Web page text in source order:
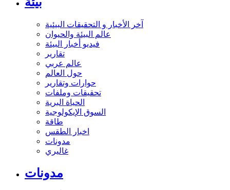
آخر الأخبار و التحقيقات البيئية
عالم البيئة والحيوان
فيديو أخبار البيئة
تقارير
عالم عربي
حول العالم
حوارات وتقارير
تحقيقات وملفات
الحياة البرية
السوق الإيكولوجية
طاقة
اخبار الطقس
مدونات
غاليري
مدونات